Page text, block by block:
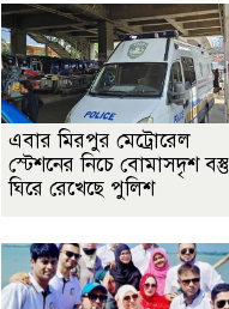
এবার মিরপুর মেট্রোরেল
স্টেশনের নিচে বোমাসদৃশ বস্তু
ঘিরে রেখেছে পুলিশ